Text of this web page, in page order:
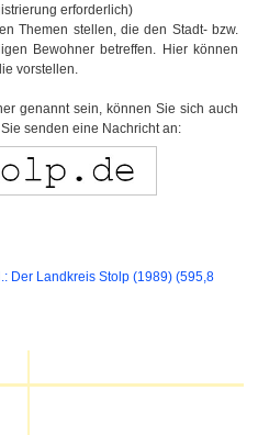
erforderlich)
Themen stellen, die den Stadt- bzw.
Bewohner betreffen. Hier können
vorstellen.
genannt sein, können Sie sich auch
senden eine Nachricht an:
Der Landkreis Stolp (1989) (595,8